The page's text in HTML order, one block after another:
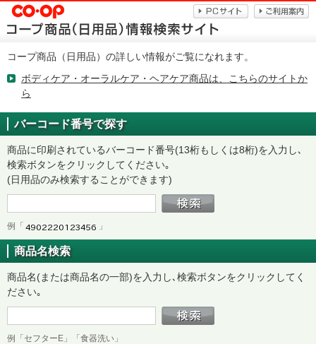
コープ商品（日用品）の詳しい情報がご覧になれます。
ボディケア・オーラルケア・ヘアケア商品は、こちらのサイトか
ら
バーコード番号で探す
商品に印刷されているバーコード番号(13桁もしくは8桁)を入力し､
検索ボタンをクリックしてください｡
(日用品のみ検索することができます)
例「 」
商品名検索
商品名(または商品名の一部)を入力し､検索ボタンをクリックしてく
ださい｡
例「セフターE」「食器洗い」